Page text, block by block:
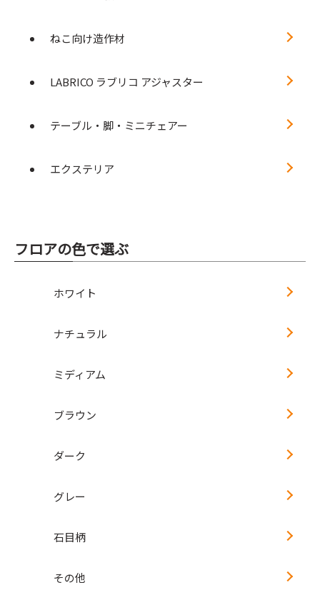
ねこ向け造作材
LABRICO ラブリコ アジャスター
テーブル・脚・ミニチェアー
エクステリア
フロアの色で選ぶ
ホワイト
ナチュラル
ミディアム
ブラウン
ダーク
グレー
石目柄
その他